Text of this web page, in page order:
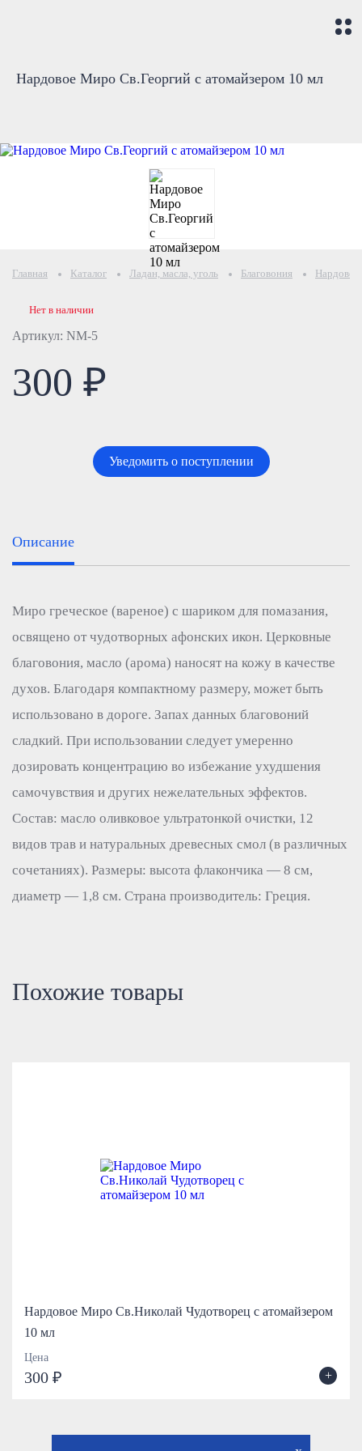
Нардовое Миро Св.Георгий с атомайзером 10 мл
Главная Каталог Ладан, масла, уголь Благовония
Артикул: NМ-5
Нет в наличии
300 ₽
Уведомить о поступлении
Описание
Миро греческое (вареное) с шариком для помазания,
освящено от чудотворных афонских икон. Церковные
благовония, масло (арома) наносят на кожу в качестве
духов. Благодаря компактному размеру, может быть
использовано в дороге. Запах данных благовоний
сладкий. При использовании следует умеренно
дозировать концентрацию во избежание ухудшения
самочувствия и других нежелательных эффектов.
Состав: масло оливковое ультратонкой очистки, 12
видов трав и натуральных древесных смол (в различных
сочетаниях). Размеры: высота флакончика — 8 см,
диаметр — 1,8 см. Страна производитель: Греция.
Похожие товары
Нардовое Миро Св.Николай Чудотворец с атомайзером
10 мл
Цена
300 ₽ +